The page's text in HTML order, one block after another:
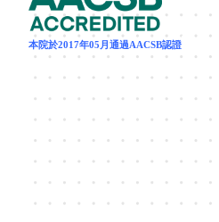
本院於2017年05月通過AACSB認證